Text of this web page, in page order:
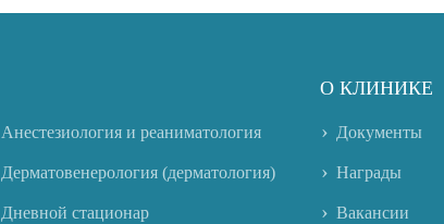
Анестезиология и реаниматология
Дерматовенерология (дерматология)
Дневной стационар
О КЛИНИКЕ
Документы
Награды
Вакансии